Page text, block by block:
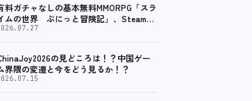
料ガチャなしの基本無料MMORPG「スラ
ムの世界 ぷにっと冒険記」、Steam向
の無料体験版が8月末に配信決定
の見どころは！？中国ゲー
界隈の変遷と今をどう見るか！？